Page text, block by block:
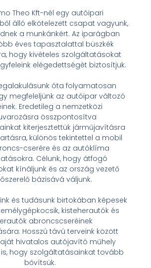
Theo Kft-nél egy autóipari
álló elkötelezett csapat vagyunk,
a munkánkért. Az iparágban
éves tapasztalattal büszkék
hogy kivételes szolgáltatásokat
elégedettségét biztosítjuk.
óta folyamatosan
megfeleljünk az autóipar változó
Eredetileg a nemzetközi
összpontosítva
kiterjesztettük járműjavításra
különös tekintettel a mobil
cserére és az autóklíma
Célunk, hogy átfogó
kínáljunk és az ország vezető
bázisává váljunk.
és tudásunk birtokában képesek
kisteherautók és
abroncscseréinek
Hosszú távú terveink között
hivatalos autójavító műhely
hogy szolgáltatásainkat tovább
bővítsük.